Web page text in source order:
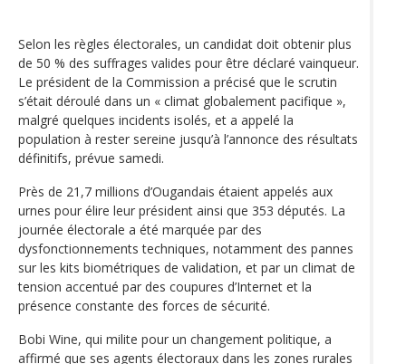
Selon les règles électorales, un candidat doit obtenir plus
de 50 % des suffrages valides pour être déclaré vainqueur.
Le président de la Commission a précisé que le scrutin
s’était déroulé dans un « climat globalement pacifique »,
malgré quelques incidents isolés, et a appelé la
population à rester sereine jusqu’à l’annonce des résultats
définitifs, prévue samedi.
Près de 21,7 millions d’Ougandais étaient appelés aux
urnes pour élire leur président ainsi que 353 députés. La
journée électorale a été marquée par des
dysfonctionnements techniques, notamment des pannes
sur les kits biométriques de validation, et par un climat de
tension accentué par des coupures d’Internet et la
présence constante des forces de sécurité.
Bobi Wine, qui milite pour un changement politique, a
affirmé que ses agents électoraux dans les zones rurales